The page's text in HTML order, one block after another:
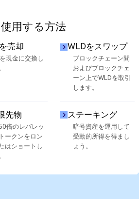
用する方法
売却
現金に交換し
WLDをスワップ
ブロックチェーン間
およびブロックチェ
ーン上でWLDを取引
します。
先物
倍のレバレッ
ークンをロン
はショートし
ステーキング
暗号資産を運用して
受動的所得を得まし
ょう。